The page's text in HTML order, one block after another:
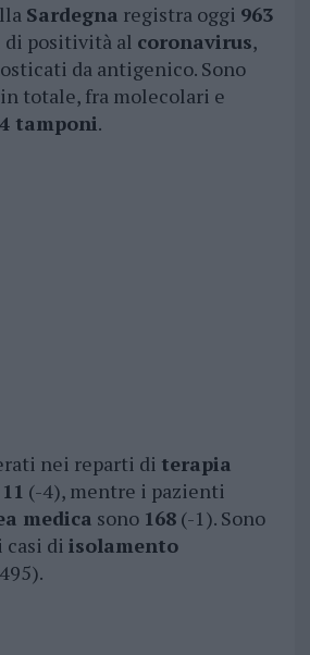
Sardegna registra oggi 963
positività al coronavirus,
da antigenico. Sono
totale, fra molecolari e
tamponi.
nei reparti di terapia
11 (-4), mentre i pazienti
medica sono 168(-1). Sono
casi di isolamento